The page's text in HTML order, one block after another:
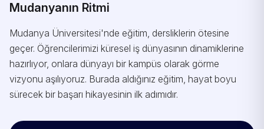
Mudanyanın Ritmi
Mudanya Üniversitesi'nde eğitim, dersliklerin ötesine
geçer. Öğrencilerimizi küresel iş dünyasının dinamiklerine
hazırlıyor, onlara dünyayı bir kampüs olarak görme
vizyonu aşılıyoruz. Burada aldığınız eğitim, hayat boyu
sürecek bir başarı hikayesinin ilk adımıdır.